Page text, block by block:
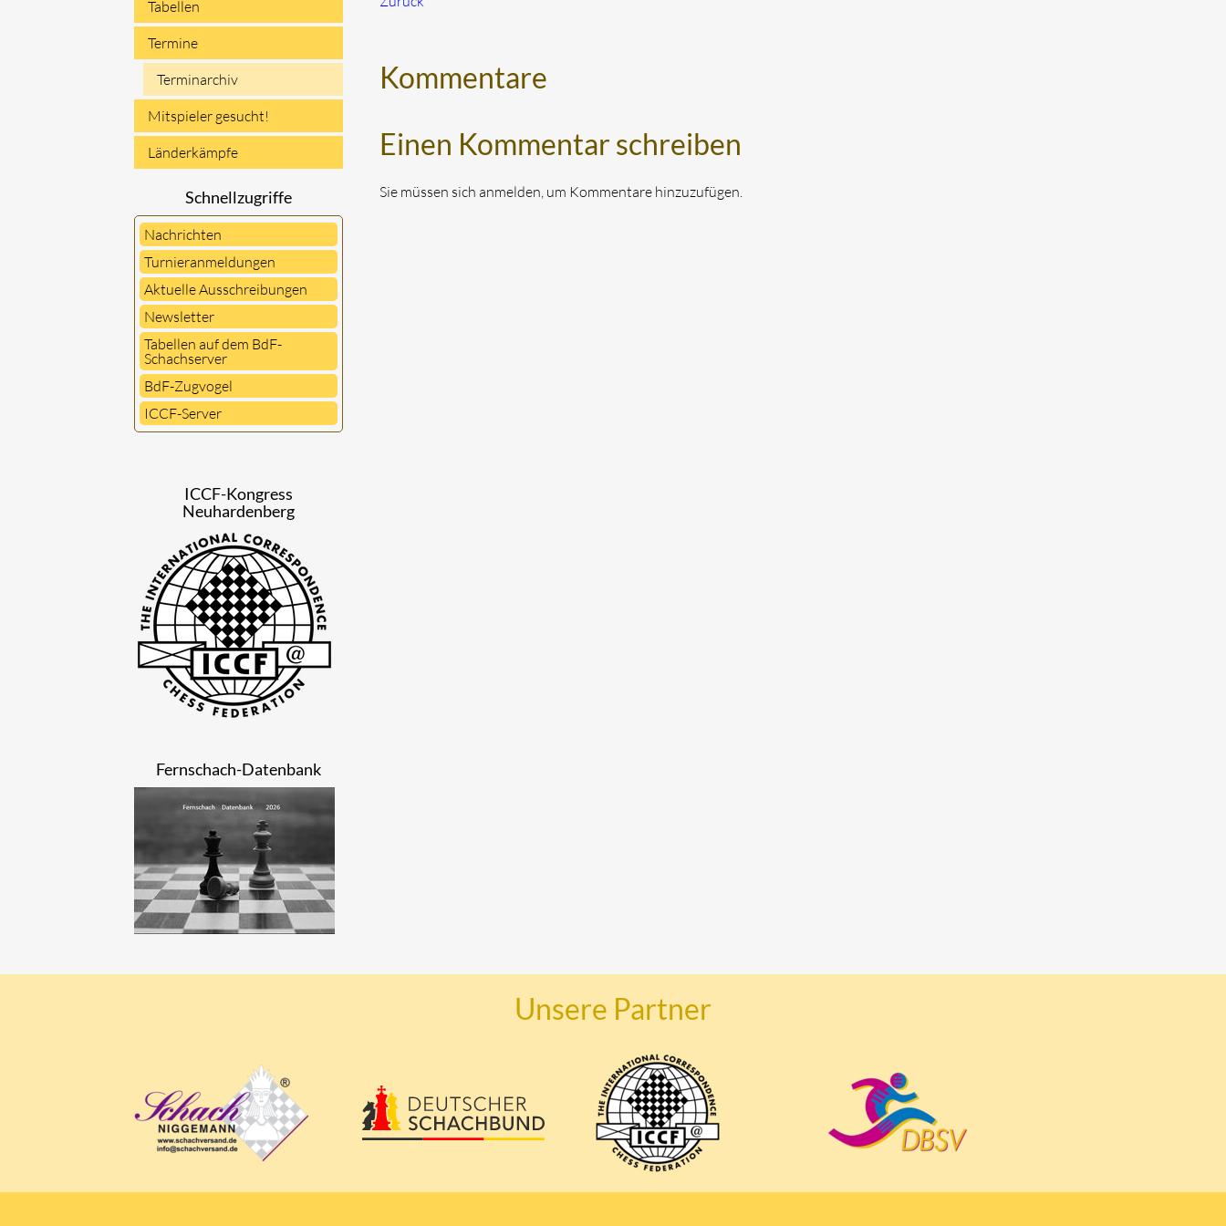
Kommentare
Einen Kommentar schreiben
Sie müssen sich anmelden, um Kommentare hinzuzufügen.
Tabellen
Termine
Terminarchiv
Mitspieler gesucht!
Länderkämpfe
Schnellzugriffe
Nachrichten
Turnieranmeldungen
Aktuelle Ausschreibungen
Newsletter
Tabellen auf dem BdF-
Schachserver
BdF-Zugvogel
ICCF-Server
ICCF-Kongress
Neuhardenberg
Fernschach-Datenbank
Unsere Partner